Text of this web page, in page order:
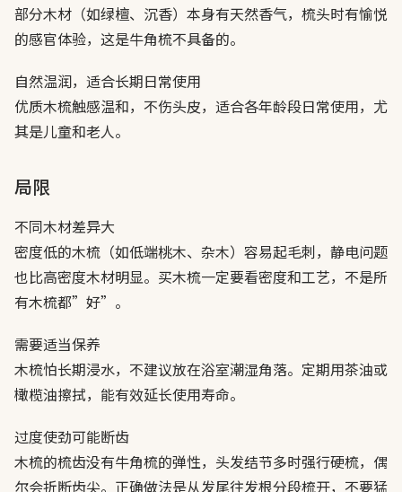
部分木材（如绿檀、沉香）本身有天然香气，梳头时有愉悦
的感官体验，这是牛角梳不具备的。
自然温润，适合长期日常使用
优质木梳触感温和，不伤头皮，适合各年龄段日常使用，尤
其是儿童和老人。
局限
不同木材差异大
密度低的木梳（如低端桃木、杂木）容易起毛刺，静电问题
也比高密度木材明显。买木梳一定要看密度和工艺，不是所
有木梳都”好”。
需要适当保养
木梳怕长期浸水，不建议放在浴室潮湿角落。定期用茶油或
橄榄油擦拭，能有效延长使用寿命。
过度使劲可能断齿
木梳的梳齿没有牛角梳的弹性，头发结节多时强行硬梳，偶
尔会折断齿尖。正确做法是从发尾往发根分段梳开，不要猛